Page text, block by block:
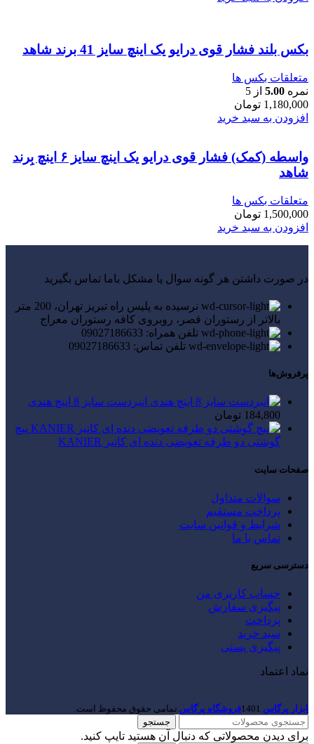
بکس بلند فشار قوی درایو یک اینچ سایز 41 برند شاهد
متعلقات بکس ها
نمره 5.00 از 5
1,180,000 تومان
افزودن به سبد خرید
واسطه (کمک) فشار قوی درایو یک اینچ سایز ۶ اینچ بِرند
شاهد
متعلقات بکس ها
1,500,000 تومان
افزودن به سبد خرید
در صورت داشتن هر گونه سوال یا مشکل باما تماس بگیرید
نرسیده به پلیس راه تبریز تهران، 200 متر
بالاتر از رستوران قصر، روبروی کافه رستوران معراج
تلفن همراه: 09027186633
تلفن تماس: 09027186633
پرفروش‌ها
انبردست سایز 8 اینچ هندی
184,800 تومان
پیچ
گوشتی دو طرفه تعویضی دنده ای کانیر KANIER
صفحات سایت
سوالات متداول
پرداخت مستقیم
شرایط و قوانین سایت
تماس با ما
دسترسی سریع
حساب کاربری من
پیگیری سفارش
پرداخت
سبد خرید
پیگیری پستی
نماد اعتماد
ابزار پرگاس 1401فروشگاه پرگاس.تمامی حقوق محفوظ است.
جستجو
برای دیدن محصولاتی که دنبال آن هستید تایپ کنید.